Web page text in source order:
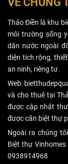
là
cắt
là
Thảo Điền là khu
môi trường sống
dân nước ngoài
diện tích rộng,
an ninh, riêng tư.
Web:
và cho thuê tại
được cập nhật
được căn biệt thự
Ngoài ra chúng
Biệt thự
0938914968